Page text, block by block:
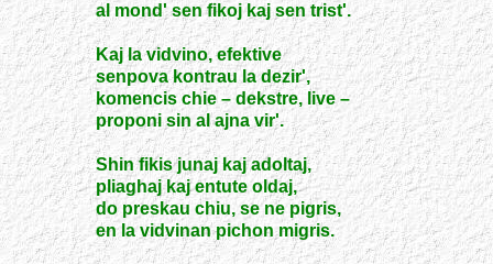
al mond' sen fikoj kaj sen trist'.
Kaj la vidvino, efektive
senpova kontrau la dezir',
komencis chie – dekstre, live –
proponi sin al ajna vir'.
Shin fikis junaj kaj adoltaj,
pliaghaj kaj entute oldaj,
do preskau chiu, se ne pigris,
en la vidvinan pichon migris.